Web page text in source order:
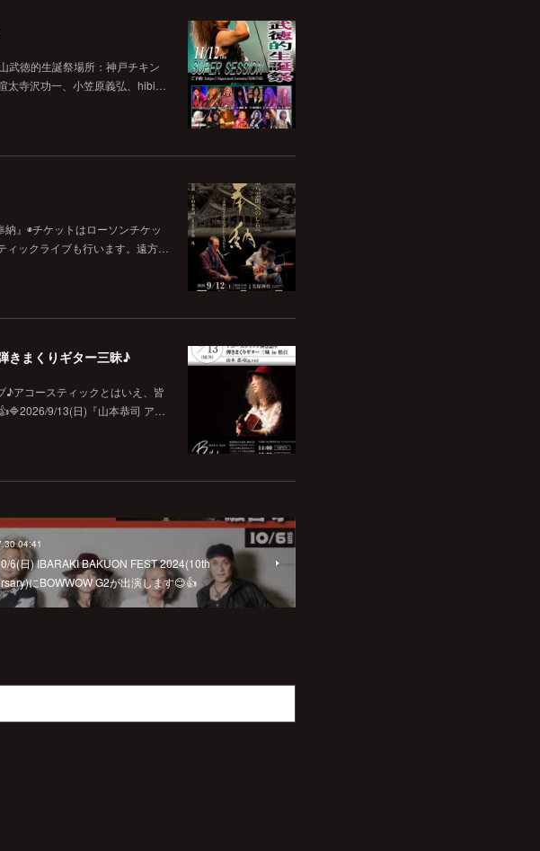
武徳的生誕祭場所：神戸チキン
太寺沢功一、小笠原義弘、hibi…
』◉チケットはローソンチケッ
ィックライブも行います。遠方…
きまくりギター三昧♪
アコースティックとはいえ、皆
9/13(日)『山本恭司 ア…
04:41
6(日) IBARAKI BAKUON FEST 2024(10th
にBOWWOW G2が出演します😊👍